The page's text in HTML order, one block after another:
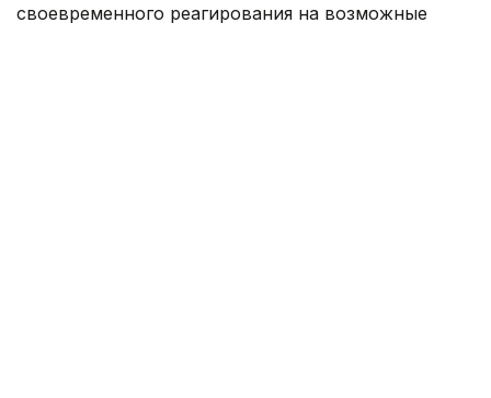
своевременного реагирования на возможные